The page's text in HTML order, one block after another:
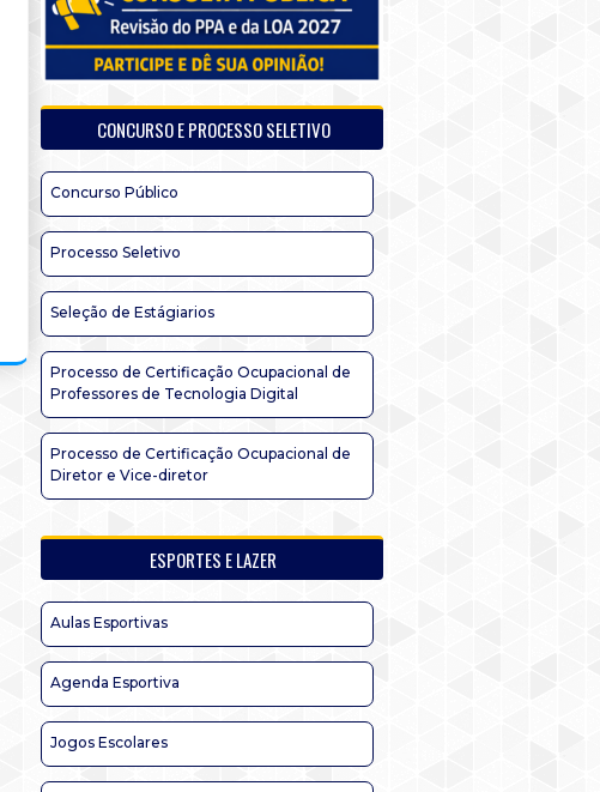
CONCURSO E PROCESSO SELETIVO
Concurso Público
Processo Seletivo
Seleção de Estágiarios
Processo de Certificação Ocupacional de
Professores de Tecnologia Digital
Processo de Certificação Ocupacional de
Diretor e Vice-diretor
ESPORTES E LAZER
Aulas Esportivas
Agenda Esportiva
Jogos Escolares